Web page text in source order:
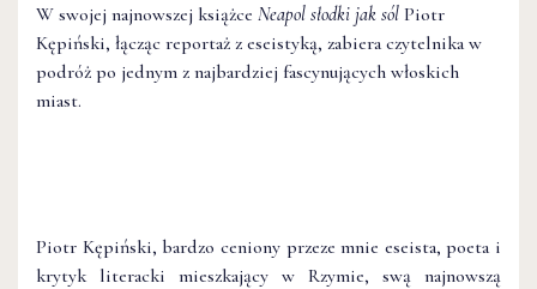
W swojej najnowszej książce Neapol słodki jak sól Piotr
Kępiński, łącząc reportaż z eseistyką, zabiera czytelnika w
podróż po jednym z najbardziej fascynujących włoskich
miast.
Piotr Kępiński, bardzo ceniony przeze mnie eseista, poeta i
krytyk literacki mieszkający w Rzymie, swą najnowszą